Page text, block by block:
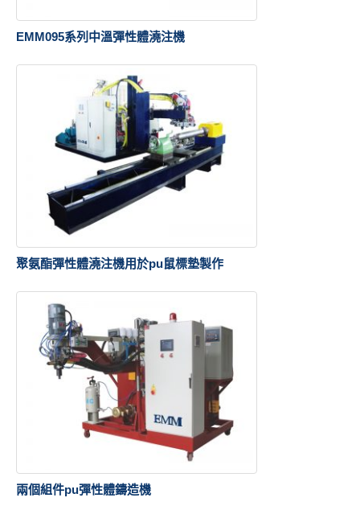
EMM095系列中溫彈性體澆注機
聚氨酯彈性體澆注機用於pu鼠標墊製作
兩個組件pu彈性體鑄造機